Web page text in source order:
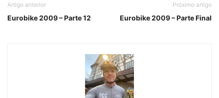
Artigo anterior
Eurobike 2009 – Parte 12
Próximo artigo
Eurobike 2009 – Parte Final